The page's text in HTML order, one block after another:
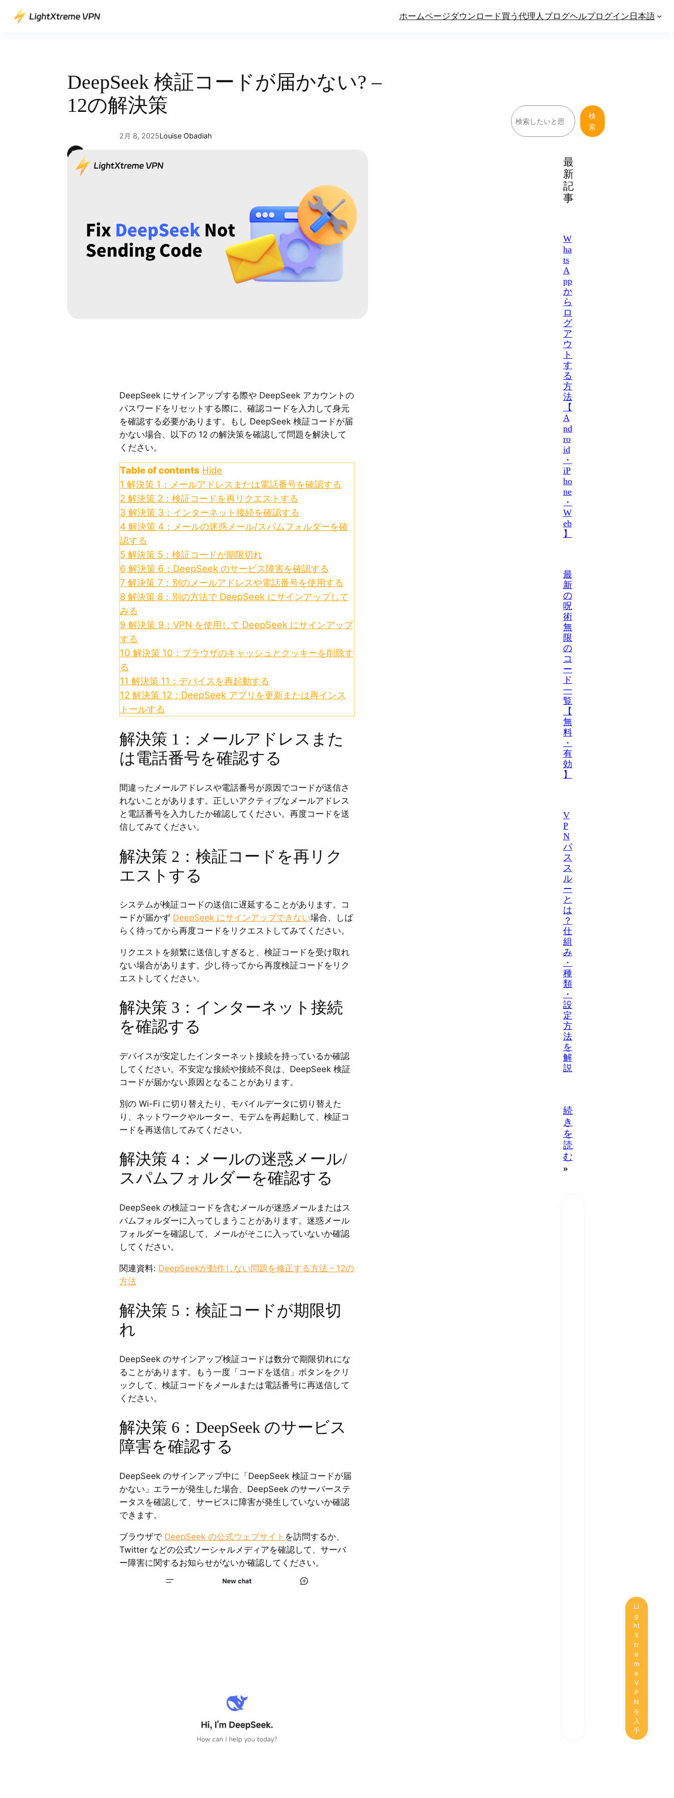
ホームページダウンロード買う 代理人 ブログヘルプログイン日本語
DeepSeek 検証コードが届かない? –
12の解決策
2月 8, 2025Louise Obadiah
DeepSeek にサインアップする際や DeepSeek アカウントの
パスワードをリセットする際に、確認コードを入力して身元
を確認する必要があります。もし DeepSeek 検証コードが届
かない場合、以下の 12 の解決策を確認して問題を解決して
ください。
Table of contents Hide
1 解決策 1：メールアドレスまたは電話番号を確認する
2 解決策 2：検証コードを再リクエストする
3 解決策 3：インターネット接続を確認する
4 解決策 4：メールの迷惑メール/スパムフォルダーを確
認する
5 解決策 5：検証コードが期限切れ
6 解決策 6：DeepSeek のサービス障害を確認する
7 解決策 7：別のメールアドレスや電話番号を使用する
8 解決策 8：別の方法で DeepSeek にサインアップして
みる
9 解決策 9：VPN を使用して DeepSeek にサインアップ
する
10 解決策 10：ブラウザのキャッシュとクッキーを削除す
る
11 解決策 11：デバイスを再起動する
12 解決策 12：DeepSeek アプリを更新または再インス
トールする
解決策 1：メールアドレスまた
は電話番号を確認する
間違ったメールアドレスや電話番号が原因でコードが送信さ
れないことがあります。正しいアクティブなメールアドレス
と電話番号を入力したか確認してください。再度コードを送
信してみてください。
解決策 2：検証コードを再リク
エストする
システムが検証コードの送信に遅延することがあります。コ
ードが届かず DeepSeek にサインアップできない場合、しば
らく待ってから再度コードをリクエストしてみてください。
リクエストを頻繁に送信しすぎると、検証コードを受け取れ
ない場合があります。少し待ってから再度検証コードをリク
エストしてください。
解決策 3：インターネット接続
を確認する
デバイスが安定したインターネット接続を持っているか確認
してください。不安定な接続や接続不良は、DeepSeek 検証
コードが届かない原因となることがあります。
別の Wi-Fi に切り替えたり、モバイルデータに切り替えた
り、ネットワークやルーター、モデムを再起動して、検証コ
ードを再送信してみてください。
解決策 4：メールの迷惑メール/
スパムフォルダーを確認する
DeepSeek の検証コードを含むメールが迷惑メールまたはス
パムフォルダーに入ってしまうことがあります。迷惑メール
フォルダーを確認して、メールがそこに入っていないか確認
してください。
関連資料: DeepSeekが動作しない問題を修正する方法 – 12の
方法
解決策 5：検証コードが期限切
れ
DeepSeek のサインアップ検証コードは数分で期限切れにな
ることがあります。もう一度「コードを送信」ボタンをクリ
ックして、検証コードをメールまたは電話番号に再送信して
ください。
解決策 6：DeepSeek のサービス
障害を確認する
DeepSeek のサインアップ中に「DeepSeek 検証コードが届
かない」エラーが発生した場合、DeepSeek のサーバーステ
ータスを確認して、サービスに障害が発生していないか確認
できます。
ブラウザで DeepSeek の公式ウェブサイト を訪問するか、
Twitter などの公式ソーシャルメディアを確認して、サーバ
ー障害に関するお知らせがないか確認してください。
検
索
検
索
最
新
記
事
W
ha
ts
A
pp
か
ら
ロ
グ
ア
ウ
ト
す
る
方
法
【
A
nd
ro
id
・
iP
ho
ne
・
W
eb
】
最
新
の
呪
術
無
限
の
コ
ー
ド
一
覧
【
無
料
・
有
効
】
V
P
N
パ
ス
ス
ル
ー
と
は
？
仕
組
み
・
種
類
・
設
定
方
法
を
解
説
続
き
を
読
む
»
Li
g
ht
X
tr
e
m
e
V
P
N
を
入
手